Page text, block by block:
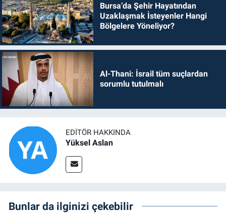
Bursa’da Şehir Hayatından
Uzaklaşmak İsteyenler Hangi
Bölgelere Yöneliyor?
Al-Thani: İsrail tüm suçlardan
sorumlu tutulmalı
EDITÖR HAKKINDA
Yüksel Aslan
Bunlar da ilginizi çekebilir